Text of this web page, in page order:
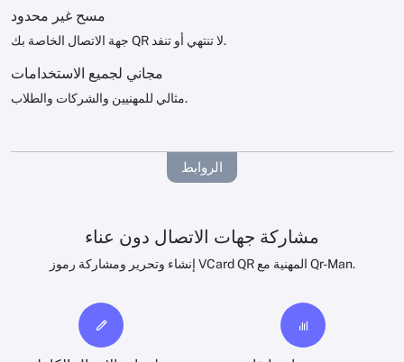
مسح غير محدود
جهة الاتصال الخاصة بك QR لا تنتهي أو تنفد.
مجاني لجميع الاستخدامات
مثالي للمهنيين والشركات والطلاب.
الروابط
مشاركة جهات الاتصال دون عناء
إنشاء وتحرير ومشاركة رموز VCard QR المهنية مع Qr-Man.